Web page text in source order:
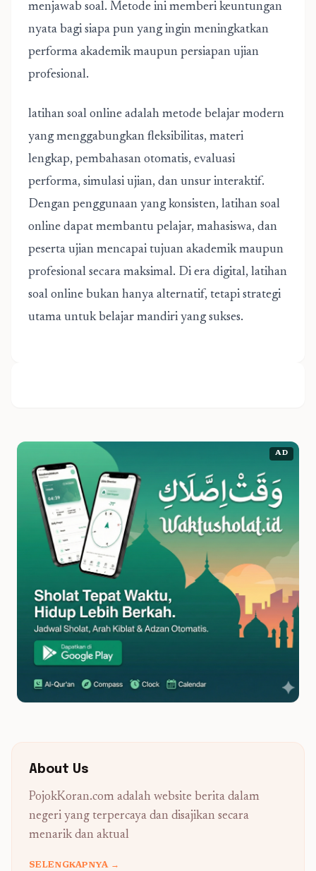
menjawab soal. Metode ini memberi keuntungan
nyata bagi siapa pun yang ingin meningkatkan
performa akademik maupun persiapan ujian
profesional.
latihan soal online adalah metode belajar modern
yang menggabungkan fleksibilitas, materi
lengkap, pembahasan otomatis, evaluasi
performa, simulasi ujian, dan unsur interaktif.
Dengan penggunaan yang konsisten, latihan soal
online dapat membantu pelajar, mahasiswa, dan
peserta ujian mencapai tujuan akademik maupun
profesional secara maksimal. Di era digital, latihan
soal online bukan hanya alternatif, tetapi strategi
utama untuk belajar mandiri yang sukses.
AD
About Us
PojokKoran.com adalah website berita dalam
negeri yang terpercaya dan disajikan secara
menarik dan aktual
SELENGKAPNYA →